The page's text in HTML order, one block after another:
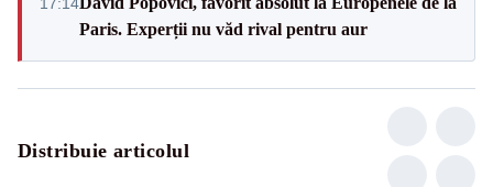
Paris. Experții nu văd rival pentru aur
Distribuie articolul